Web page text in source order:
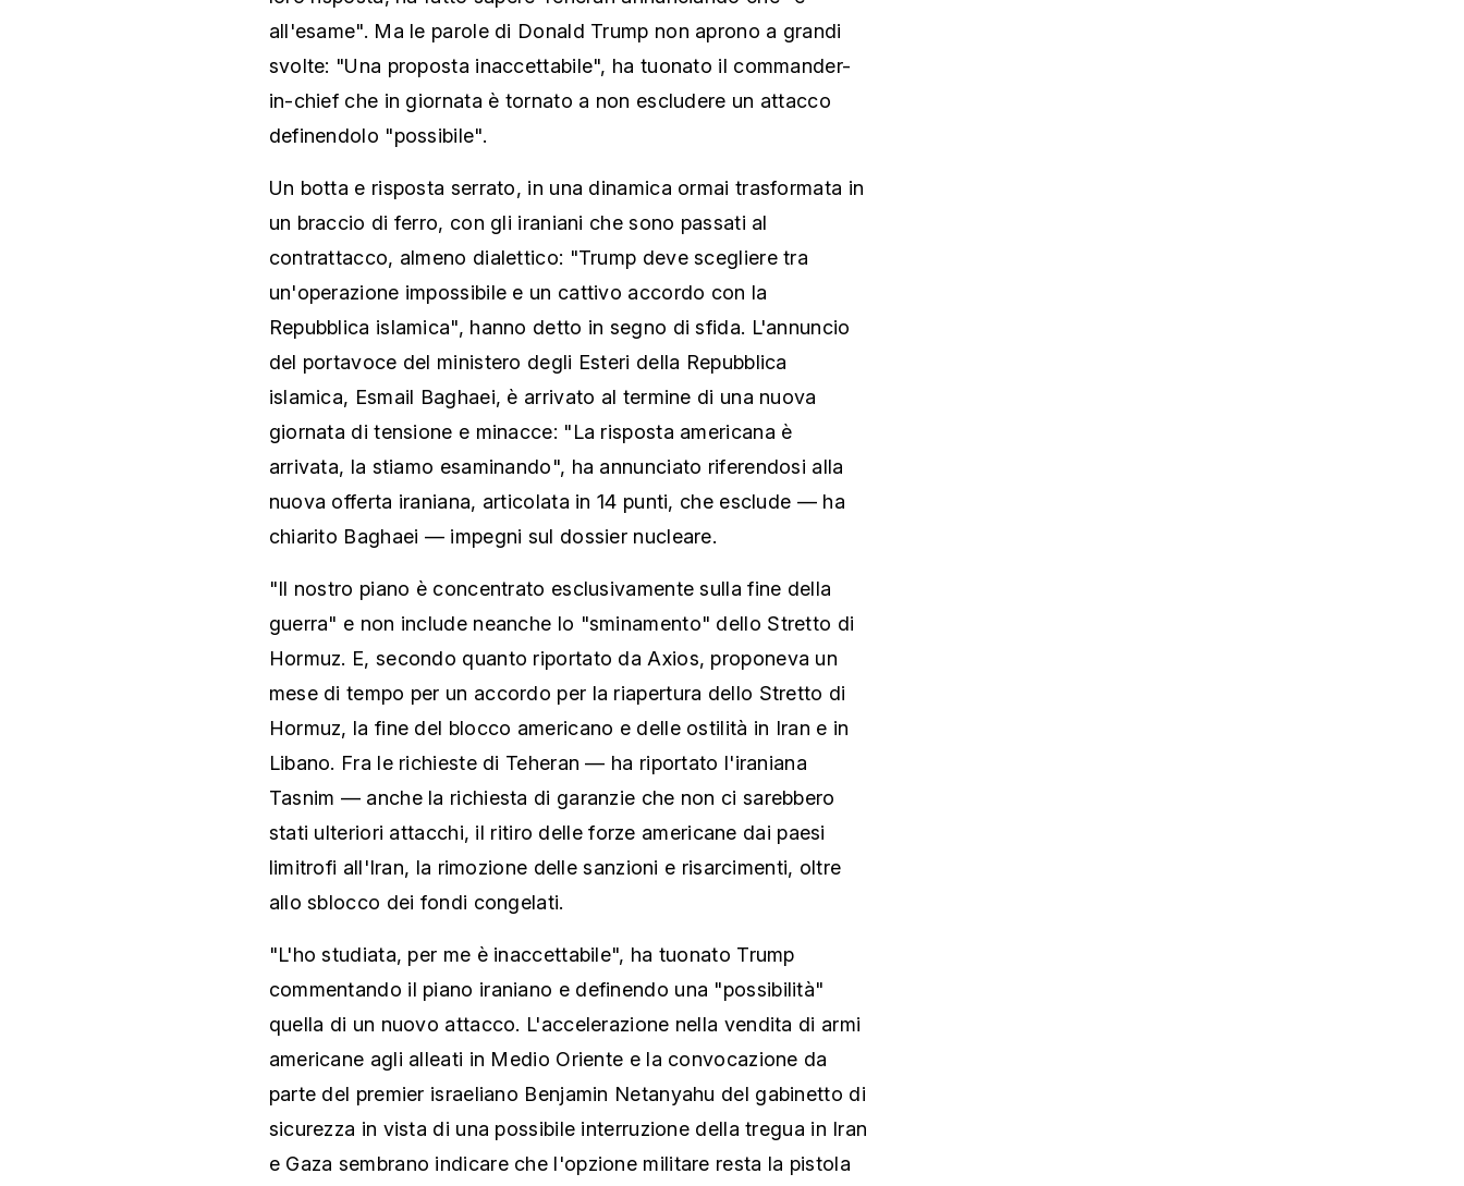
all'esame". Ma le parole di Donald Trump non aprono a grandi
svolte: "Una proposta inaccettabile", ha tuonato il commander-
in-chief che in giornata è tornato a non escludere un attacco
definendolo "possibile".
Un botta e risposta serrato, in una dinamica ormai trasformata in
un braccio di ferro, con gli iraniani che sono passati al
contrattacco, almeno dialettico: "Trump deve scegliere tra
un'operazione impossibile e un cattivo accordo con la
Repubblica islamica", hanno detto in segno di sfida. L'annuncio
del portavoce del ministero degli Esteri della Repubblica
islamica, Esmail Baghaei, è arrivato al termine di una nuova
giornata di tensione e minacce: "La risposta americana è
arrivata, la stiamo esaminando", ha annunciato riferendosi alla
nuova offerta iraniana, articolata in 14 punti, che esclude — ha
chiarito Baghaei — impegni sul dossier nucleare.
"Il nostro piano è concentrato esclusivamente sulla fine della
guerra" e non include neanche lo "sminamento" dello Stretto di
Hormuz. E, secondo quanto riportato da Axios, proponeva un
mese di tempo per un accordo per la riapertura dello Stretto di
Hormuz, la fine del blocco americano e delle ostilità in Iran e in
Libano. Fra le richieste di Teheran — ha riportato l'iraniana
Tasnim — anche la richiesta di garanzie che non ci sarebbero
stati ulteriori attacchi, il ritiro delle forze americane dai paesi
limitrofi all'Iran, la rimozione delle sanzioni e risarcimenti, oltre
allo sblocco dei fondi congelati.
"L'ho studiata, per me è inaccettabile", ha tuonato Trump
commentando il piano iraniano e definendo una "possibilità"
quella di un nuovo attacco. L'accelerazione nella vendita di armi
americane agli alleati in Medio Oriente e la convocazione da
parte del premier israeliano Benjamin Netanyahu del gabinetto di
sicurezza in vista di una possibile interruzione della tregua in Iran
e Gaza sembrano indicare che l'opzione militare resta la pistola